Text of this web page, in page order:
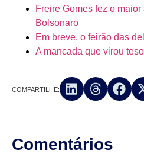
Freire Gomes fez o
Bolsonaro
Em breve, o feirão das
A mancada que virou
COMPARTILHE:
Comentários